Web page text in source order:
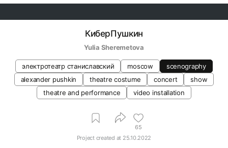
КиберПушкин
Yulia Sheremetova
электротеатр станиславский moscow
scenography
alexander pushkin
theatre costume concert
show
theatre and performance
video installation
65
Project created at 25.10.2022